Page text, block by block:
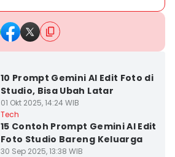
10 Prompt Gemini AI Edit Foto di
Studio, Bisa Ubah Latar
01 Okt 2025, 14:24 WIB
Tech
15 Contoh Prompt Gemini AI Edit
Foto Studio Bareng Keluarga
30 Sep 2025, 13:38 WIB